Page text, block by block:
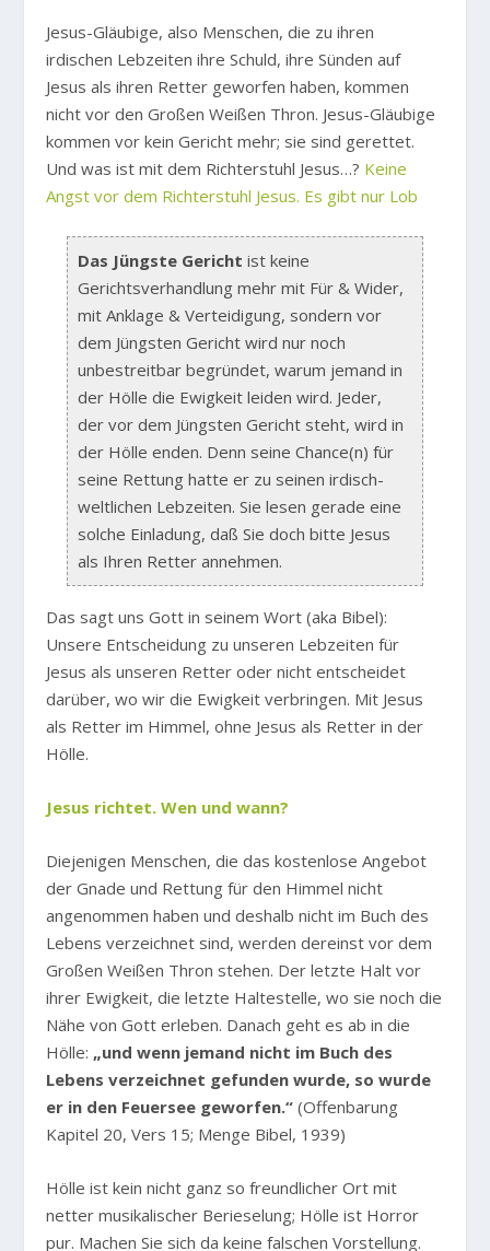
Jesus-Gläubige, also Menschen, die zu ihren
irdischen Lebzeiten ihre Schuld, ihre Sünden auf
Jesus als ihren Retter geworfen haben, kommen
nicht vor den Großen Weißen Thron. Jesus-Gläubige
kommen vor kein Gericht mehr; sie sind gerettet.
Und was ist mit dem Richterstuhl Jesus…? Keine
Angst vor dem Richterstuhl Jesus. Es gibt nur Lob
Das Jüngste Gericht ist keine
Gerichtsverhandlung mehr mit Für & Wider,
mit Anklage & Verteidigung, sondern vor
dem Jüngsten Gericht wird nur noch
unbestreitbar begründet, warum jemand in
der Hölle die Ewigkeit leiden wird. Jeder,
der vor dem Jüngsten Gericht steht, wird in
der Hölle enden. Denn seine Chance(n) für
seine Rettung hatte er zu seinen irdisch-
weltlichen Lebzeiten. Sie lesen gerade eine
solche Einladung, daß Sie doch bitte Jesus
als Ihren Retter annehmen.
Das sagt uns Gott in seinem Wort (aka Bibel):
Unsere Entscheidung zu unseren Lebzeiten für
Jesus als unseren Retter oder nicht entscheidet
darüber, wo wir die Ewigkeit verbringen. Mit Jesus
als Retter im Himmel, ohne Jesus als Retter in der
Hölle.
Jesus richtet. Wen und wann?
Diejenigen Menschen, die das kostenlose Angebot
der Gnade und Rettung für den Himmel nicht
angenommen haben und deshalb nicht im Buch des
Lebens verzeichnet sind, werden dereinst vor dem
Großen Weißen Thron stehen. Der letzte Halt vor
ihrer Ewigkeit, die letzte Haltestelle, wo sie noch die
Nähe von Gott erleben. Danach geht es ab in die
Hölle: „und wenn jemand nicht im Buch des
Lebens verzeichnet gefunden wurde, so wurde
er in den Feuersee geworfen.“ (Offenbarung
Kapitel 20, Vers 15; Menge Bibel, 1939)
Hölle ist kein nicht ganz so freundlicher Ort mit
netter musikalischer Berieselung; Hölle ist Horror
pur. Machen Sie sich da keine falschen Vorstellung.